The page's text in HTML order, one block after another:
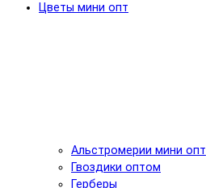
Цветы мини опт
Альстромерии мини опт
Гвоздики оптом
Герберы